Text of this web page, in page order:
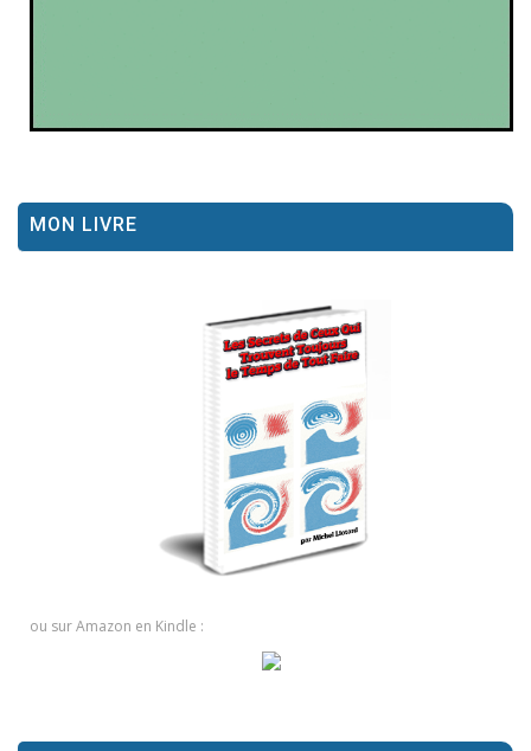
MON LIVRE
ou sur Amazon en Kindle :